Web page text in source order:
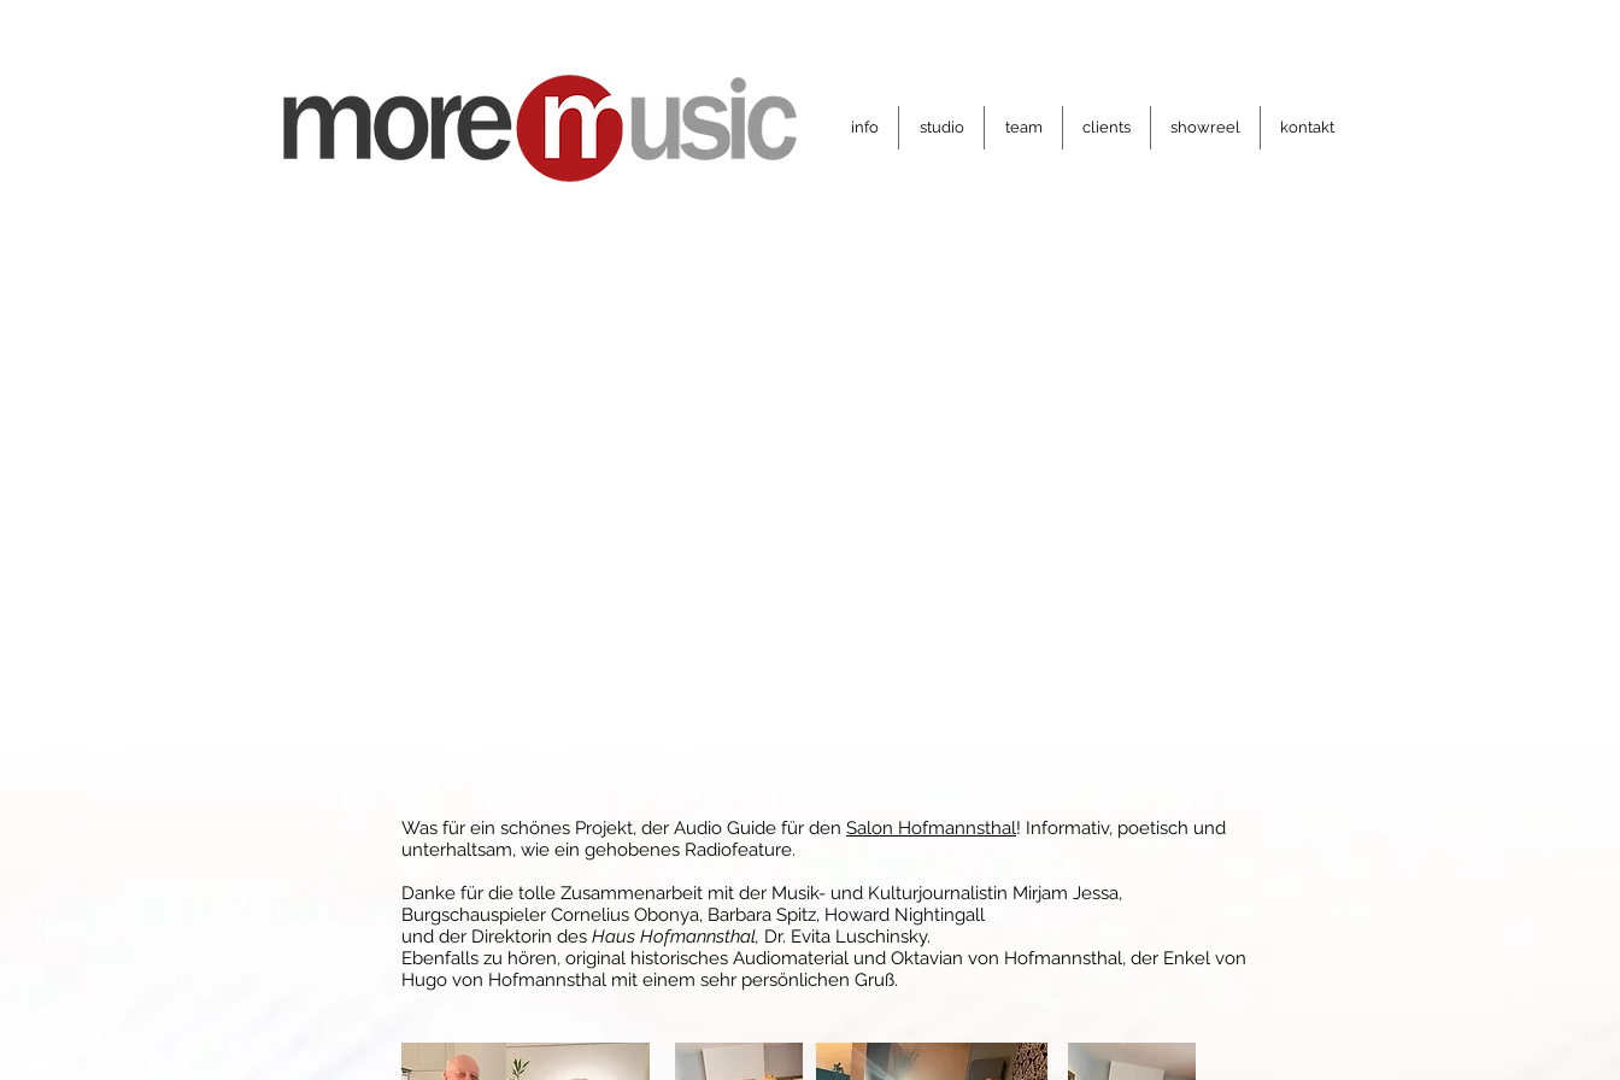
info studio team clients showreel kontakt
Was für ein schönes Projekt, der Audio Guide für den Salon Hofmannsthal! Informativ, poetisch und
unterhaltsam, wie ein gehobenes Radiofeature.
Danke für die tolle Zusammenarbeit mit der Musik- und Kulturjournalistin Mirjam Jessa,
Burgschauspieler Cornelius Obonya, Barbara Spitz, Howard Nightingall
und der Direktorin des Haus Hofmannsthal, Dr. Evita Luschinsky.
Ebenfalls zu hören, original historisches Audiomaterial und Oktavian von Hofmannsthal, der Enkel von
Hugo von Hofmannsthal mit einem sehr persönlichen Gruß.